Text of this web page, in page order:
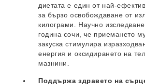
диетата е един от най-
за бързо освобождаване от
килограми. Научно
година сочи, че приемането
закуска стимулира
енергия и оксидирането на
мазнини.
Поддържа здравето на